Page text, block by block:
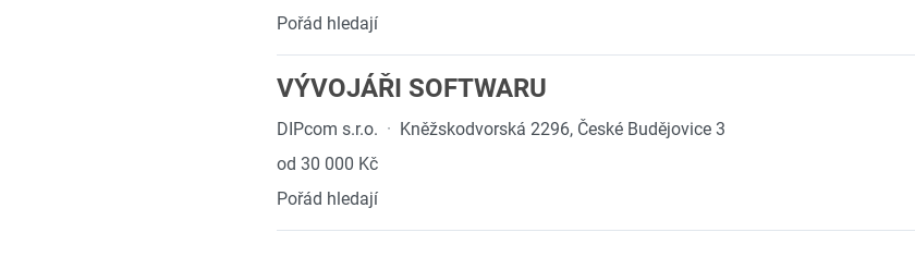
Pořád hledají
VÝVOJÁŘI SOFTWARU
DIPcom s.r.o. · Kněžskodvorská 2296, České Budějovice 3
od 30 000 Kč
Pořád hledají